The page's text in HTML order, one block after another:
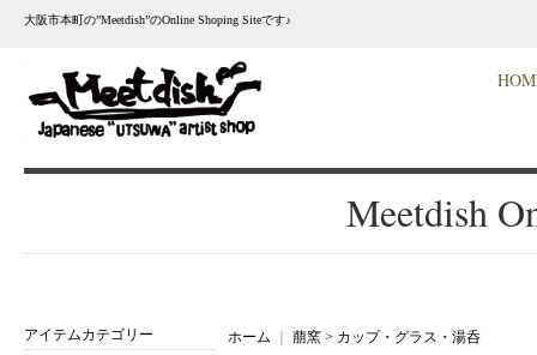
大阪市本町の”Meetdish”のOnline Shoping Siteです♪
Meetdish
アイテムカテゴリー ホーム 萠窯 > カップ・グラス・湯呑